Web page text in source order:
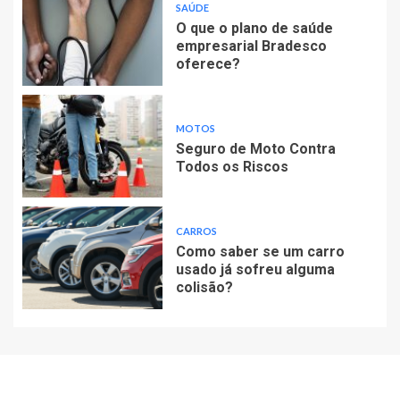
SAÚDE
O que o plano de saúde
empresarial Bradesco
oferece?
MOTOS
Seguro de Moto Contra
Todos os Riscos
CARROS
Como saber se um carro
usado já sofreu alguma
colisão?